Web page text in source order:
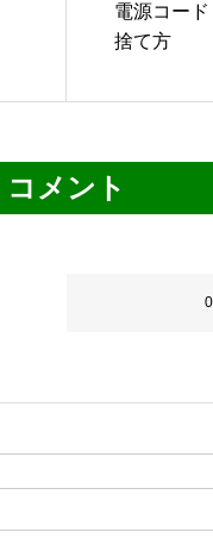
電源コー
捨て方
コメント